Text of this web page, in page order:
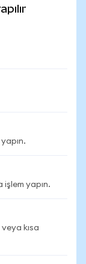
işlem yapın.
kısa